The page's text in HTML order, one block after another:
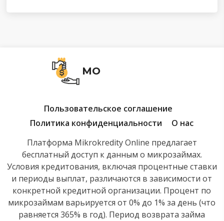
MO
Пользовательское соглашение
Политика конфиденциальности
О нас
Платформа Mikrokredity Online предлагает
бесплатный доступ к данным о микрозаймах.
Условия кредитования, включая процентные ставки
и периоды выплат, различаются в зависимости от
конкретной кредитной организации. Процент по
микрозаймам варьируется от 0% до 1% за день (что
равняется 365% в год). Период возврата займа